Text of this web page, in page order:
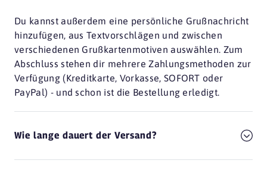
Du kannst außerdem eine persönliche Grußnachricht
hinzufügen, aus Textvorschlägen und zwischen
verschiedenen Grußkartenmotiven auswählen. Zum
Abschluss stehen dir mehrere Zahlungsmethoden zur
Verfügung (Kreditkarte, Vorkasse, SOFORT oder
PayPal) - und schon ist die Bestellung erledigt.
Wie lange dauert der Versand?